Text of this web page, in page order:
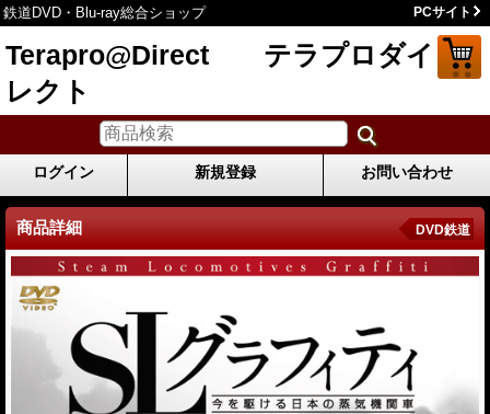
鉄道DVD・Blu-ray総合ショップ PCサイト
Terapro@Direct テラプロダイ
レクト
ログイン 新規登録 お問い合わせ
商品詳細 DVD鉄道